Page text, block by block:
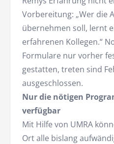
Vorbereitung: „Wer die
übernehmen soll, lernt
erfahrenen Kollegen.“
Formulare nur vorher
gestatten, treten sind
ausgeschlossen.
Nur die nötigen
verfügbar
Mit Hilfe von UMRA
Ort alle bislang